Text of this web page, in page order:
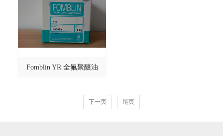
Fomblin YR 全氟聚醚油
下一页 尾页